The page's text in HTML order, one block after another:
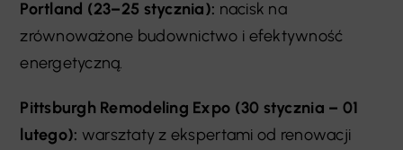
Portland (23–25 stycznia): nacisk na
zrównoważone budownictwo i efektywność
energetyczną.
Pittsburgh Remodeling Expo (30 stycznia – 01
lutego): warsztaty z ekspertami od renowacji